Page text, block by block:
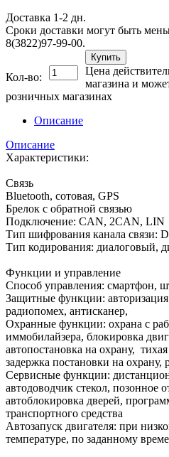
Доставка 1-2 дн.
Сроки доставки могут быть
8(3822)97-99-00.
Кол-во:
Купить
Цена
магазина и
розничных магазинах
Описание
Описание
Характеристики:
Связь
Bluetooth, сотовая, GPS
Брелок с обратной связью
Подключение: CAN, 2CAN, LIN
Тип шифрования канала связи:
Тип кодирования: диалоговый,
Функции и управление
Способ управления: смартфон,
Защитные функции:
радиопомех, антисканер,
Охранные функции: охрана с
иммобилайзера, блокировка
автопостановка на охрану,
задержка постановки на охрану,
Сервисные функции:
автодоводчик стекол, позонное
автоблокировка дверей,
транспортного средства
Автозапуск двигателя: при
температуре, по заданному